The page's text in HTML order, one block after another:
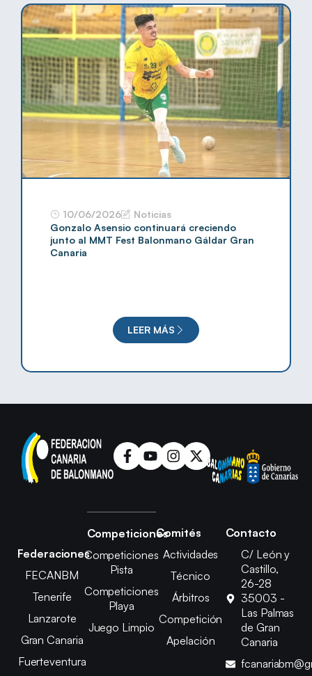
10/06/2026
Noticias
Gonzalo Asensio continuará creciendo
junto al MMT Fest Balonmano Gáldar Gran
Canaria
LEER MÁS
Federaciones
FECANBM
Tenerife
Lanzarote
Gran Canaria
Fuerteventura
Competiciones
Competiciones
Pista
Competiciones
Playa
Juego Limpio
Comités
Actividades
Técnico
Árbitros
Competición
Apelación
Contacto
C/ León y
Castillo,
26-28
35003 -
Las Palmas
de Gran
Canaria